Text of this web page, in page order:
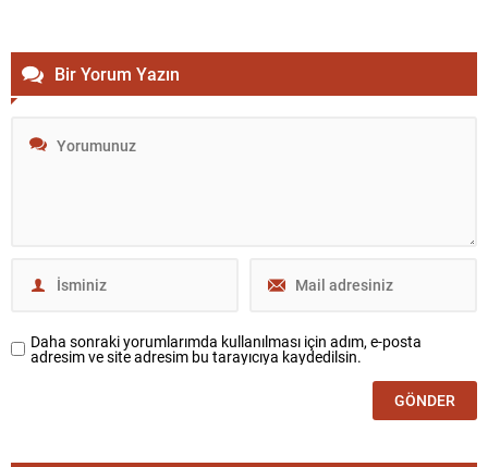
Bir Yorum Yazın
Daha sonraki yorumlarımda kullanılması için adım, e-posta
adresim ve site adresim bu tarayıcıya kaydedilsin.